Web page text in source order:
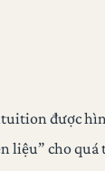
được
liệu” cho quá